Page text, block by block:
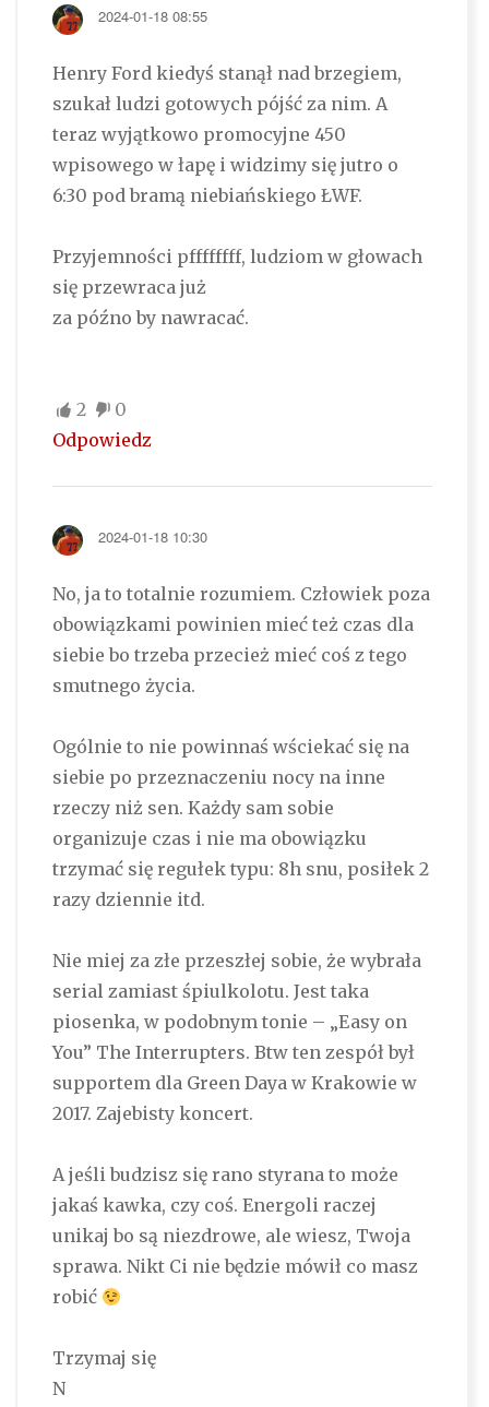
2024-01-18 08:55
Henry Ford kiedyś stanął nad brzegiem,
szukał ludzi gotowych pójść za nim. A
teraz wyjątkowo promocyjne 450
wpisowego w łapę i widzimy się jutro o
6:30 pod bramą niebiańskiego ŁWF.
Przyjemności pffffffff, ludziom w głowach
się przewraca już
za późno by nawracać.
2
0
Odpowiedz
2024-01-18 10:30
No, ja to totalnie rozumiem. Człowiek poza
obowiązkami powinien mieć też czas dla
siebie bo trzeba przecież mieć coś z tego
smutnego życia.
Ogólnie to nie powinnaś wściekać się na
siebie po przeznaczeniu nocy na inne
rzeczy niż sen. Każdy sam sobie
organizuje czas i nie ma obowiązku
trzymać się regułek typu: 8h snu, posiłek 2
razy dziennie itd.
Nie miej za złe przeszłej sobie, że wybrała
serial zamiast śpiulkolotu. Jest taka
piosenka, w podobnym tonie – „Easy on
You” The Interrupters. Btw ten zespół był
supportem dla Green Daya w Krakowie w
2017. Zajebisty koncert.
A jeśli budzisz się rano styrana to może
jakaś kawka, czy coś. Energoli raczej
unikaj bo są niezdrowe, ale wiesz, Twoja
sprawa. Nikt Ci nie będzie mówił co masz
robić
Trzymaj się
N